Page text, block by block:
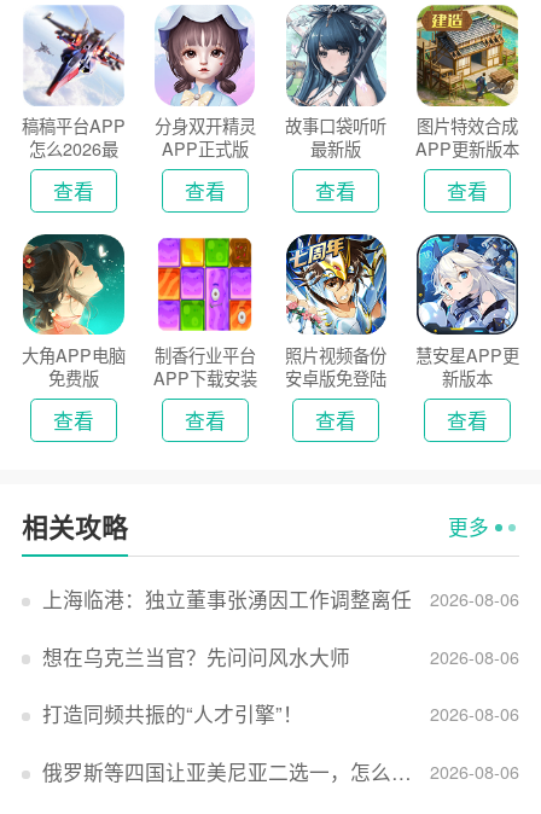
稿稿平台APP
怎么2026最
新版
查看
分身双开精灵
APP正式版
查看
故事口袋听听
最新版
查看
图片特效合成
APP更新版本
2026
查看
大角APP电脑
免费版
查看
制香行业平台
APP下载安装
2026
查看
照片视频备份
安卓版免登陆
版
查看
慧安星APP更
新版本
查看
相关攻略 更多
2026-08-06
上海临港：独立董事张湧因工作调整离任
2026-08-06
想在乌克兰当官？先问问风水大师
2026-08-06
打造同频共振的“人才引擎”！
2026-08-06
俄罗斯等四国让亚美尼亚二选一，怎么回事？